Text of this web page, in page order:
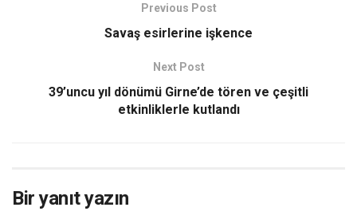
Previous Post
Savaş esirlerine işkence
Next Post
39’uncu yıl dönümü Girne’de tören ve çeşitli
etkinliklerle kutlandı
Bir yanıt yazın